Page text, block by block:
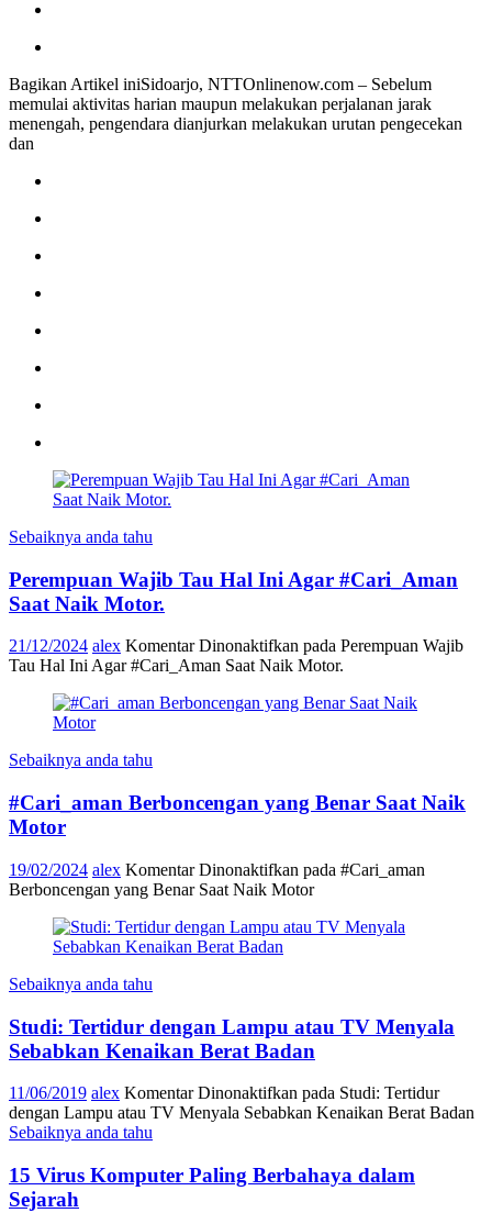
Bagikan Artikel iniSidoarjo, NTTOnlinenow.com – Sebelum
memulai aktivitas harian maupun melakukan perjalanan jarak
menengah, pengendara dianjurkan melakukan urutan pengecekan
dan
Sebaiknya anda tahu
Perempuan Wajib Tau Hal Ini Agar #Cari_Aman
Saat Naik Motor.
21/12/2024 alex Komentar Dinonaktifkan pada Perempuan Wajib
Tau Hal Ini Agar #Cari_Aman Saat Naik Motor.
Sebaiknya anda tahu
#Cari_aman Berboncengan yang Benar Saat Naik
Motor
19/02/2024 alex Komentar Dinonaktifkan pada #Cari_aman
Berboncengan yang Benar Saat Naik Motor
Sebaiknya anda tahu
Studi: Tertidur dengan Lampu atau TV Menyala
Sebabkan Kenaikan Berat Badan
11/06/2019 alex Komentar Dinonaktifkan pada Studi: Tertidur
dengan Lampu atau TV Menyala Sebabkan Kenaikan Berat Badan
Sebaiknya anda tahu
15 Virus Komputer Paling Berbahaya dalam
Sejarah